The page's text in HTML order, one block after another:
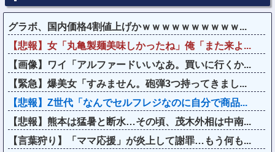
グラボ、国内価格4割値上げかｗｗｗｗｗｗｗｗｗｗ...
【悲報】女「丸亀製麺美味しかったね」俺「また来よ...
【画像】ワイ「アルファードいいなあ。買いに行くか...
【緊急】爆美女「すみません。砲弾3つ持ってきまし...
【悲報】Z世代「なんでセルフレジなのに自分で商品...
【悲報】熊本は猛暑と断水…その頃、茂木外相は中南...
【言葉狩り】「ママ応援」が炎上して謝罪…もう何も...